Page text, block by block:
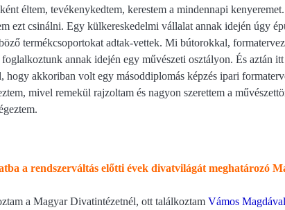
éltem, tevékenykedtem, kerestem a mindennapi
ezt csinálni. Egy külkereskedelmi vállalat annak idején úgy
termékcsoportokat adtak-vettek. Mi bútorokkal,
annak idején egy művészeti osztályon. És aztán
hogy akkoriban volt egy másoddiplomás képzés ipari
mivel remekül rajzoltam és nagyon szerettem a
a rendszerváltás előtti évek divatvilágát meghatározó
a Magyar Divatintézetnél, ott találkoztam Vámos Magdával